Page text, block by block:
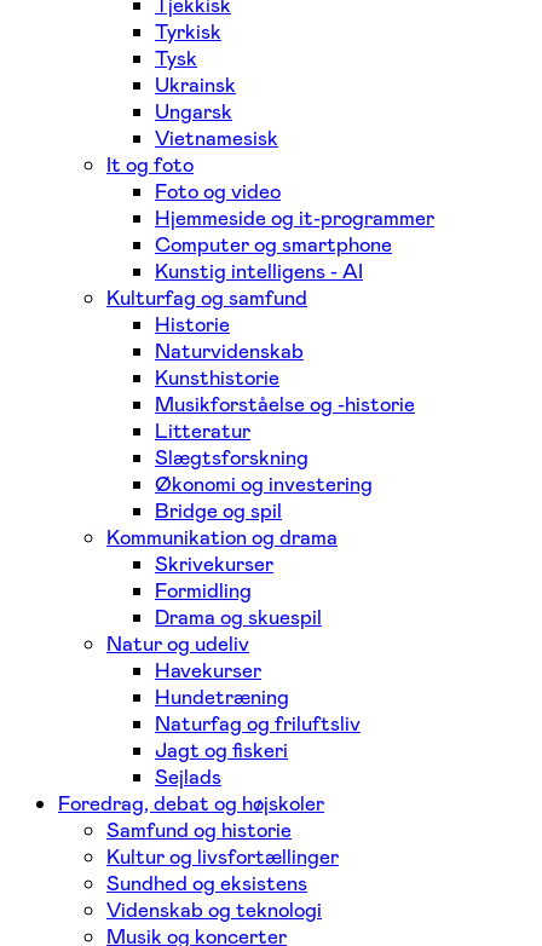
Tyrkisk
Tysk
Ukrainsk
Ungarsk
Vietnamesisk
It og foto
Foto og video
Hjemmeside og it-programmer
Computer og smartphone
Kunstig intelligens - AI
Kulturfag og samfund
Historie
Naturvidenskab
Kunsthistorie
Musikforståelse og -historie
Litteratur
Slægtsforskning
Økonomi og investering
Bridge og spil
Kommunikation og drama
Skrivekurser
Formidling
Drama og skuespil
Natur og udeliv
Havekurser
Hundetræning
Naturfag og friluftsliv
Jagt og fiskeri
Sejlads
Foredrag, debat og højskoler
Samfund og historie
Kultur og livsfortællinger
Sundhed og eksistens
Videnskab og teknologi
Musik og koncerter